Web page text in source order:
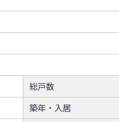
総戸数
築年・入居